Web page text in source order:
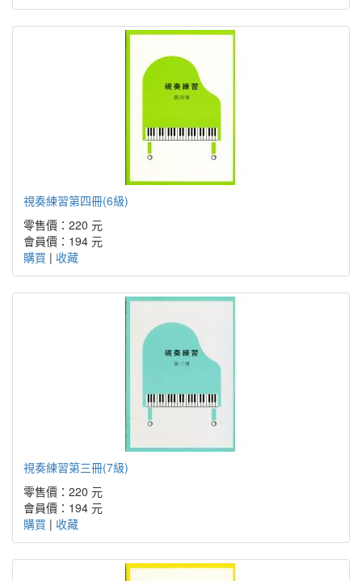
視奏練習第四冊(6級)
零售價：220 元
會員價：194 元
購買 | 收藏
視奏練習第三冊(7級)
零售價：220 元
會員價：194 元
購買 | 收藏